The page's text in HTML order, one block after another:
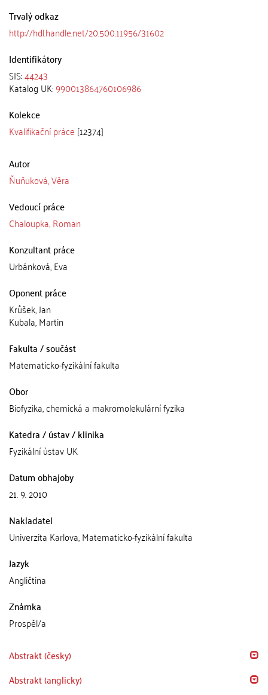
Trvalý odkaz
http://hdl.handle.net/20.500.11956/31602
Identifikátory
SIS:44243
Katalog UK:990013864760106986
Kolekce
Kvalifikační práce [12374]
Autor
Ňuňuková, Věra
Vedoucí práce
Chaloupka, Roman
Konzultant práce
Urbánková, Eva
Oponent práce
Krůšek, Jan
Kubala, Martin
Fakulta / součást
Matematicko-fyzikální fakulta
Obor
Biofyzika, chemická a makromolekulární fyzika
Katedra / ústav / klinika
Fyzikální ústav UK
Datum obhajoby
21. 9. 2010
Nakladatel
Univerzita Karlova, Matematicko-fyzikální fakulta
Jazyk
Angličtina
Známka
Prospěl/a
Abstrakt (česky)
Abstrakt (anglicky)